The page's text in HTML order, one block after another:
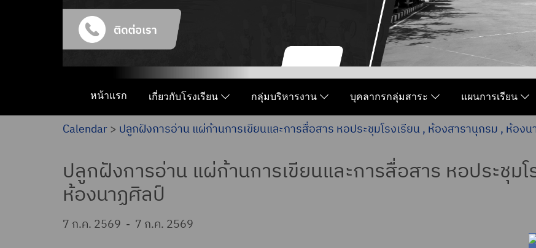
หน้าแรก เกี่ยวกับโรงเรียน กลุ่มบริหารงาน บุคลากรกลุ่มสาระ แผนการเรียน
Calendar> ปลูกฝังการอ่าน แผ่ก้านการเขียนและการสื่อสาร หอประชุมโรงเรียน , ห้องสารานุกรม , ห้อง
ปลูกฝังการอ่าน แผ่ก้านการเขียนและการสื่อสาร หอประชุม
ห้องนาฏศิลป์
7 ก.ค. 2569 - 7 ก.ค. 2569